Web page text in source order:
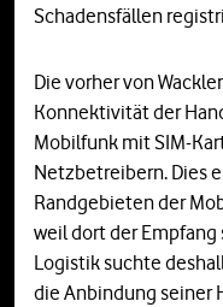
Schadensfällen
Die vorher von
Konnektivität der
Mobilfunk mit SIM-
Netzbetreibern. Dies
Randgebieten der
weil dort der Empfang
Logistik suchte
die Anbindung seiner